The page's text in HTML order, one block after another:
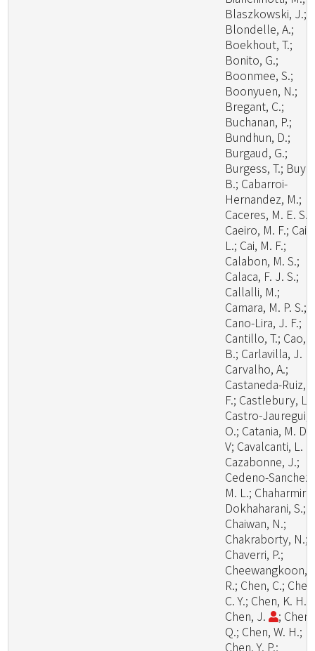
Blaszkowski, J.;
Blondelle, A.;
Boekhout, T.;
Bonito, G.;
Boonmee, S.;
Boonyuen, N.;
Bregant, C.;
Buchanan, P.;
Bundhun, D.;
Burgaud, G.;
Burgess, T.;
B.; Cabarroi-
Hernandez, M.;
Caceres, M. E. S.;
Caeiro, M. F.; Cai,
L.; Cai, M. F.;
Calabon, M. S.;
Calaca, F. J. S.;
Callalli, M.;
Camara, M. P. S.;
Cano-Lira, J. F.;
Cantillo, T.; Cao,
B.; Carlavilla, J.
Carvalho, A.;
Castaneda-Ruiz,
F.; Castlebury, L.;
Castro-Jauregui,
O.; Catania, M. D.,
V; Cavalcanti, L.
Cazabonne, J.;
Cedeno-Sanchez,
M. L.; Chaharmiri-
Dokhaharani, S.;
Chaiwan, N.;
Chakraborty, N.;
Chaverri, P.;
Cheewangkoon,
R.; Chen, C.;
C. Y.; Chen, K. H.;
Chen, J.
; Chen,
Q.; Chen, W. H.;
Chen, Y. P.;